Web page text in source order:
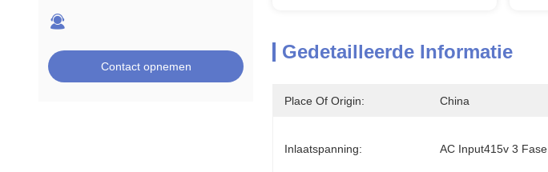
Contact opnemen
Gedetailleerde Informatie
Place Of Origin: China
Inlaatspanning: AC Input415v 3 Fase